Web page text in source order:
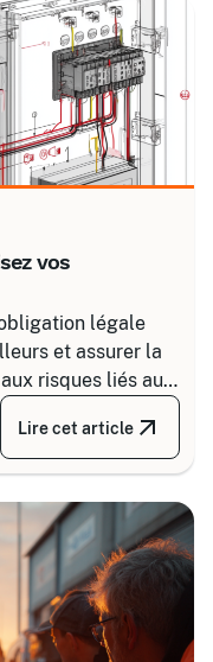
vos
légale
et assurer la
risques liés au
avec des
de recyclage,
sécurité, du
Lire cet article